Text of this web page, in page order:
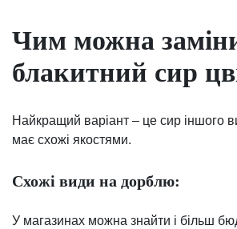
Чим можна
блакитний сир
Найкращий варіант – це сир іншого
має схожі якостями.
Схожі види на дорблю:
У магазинах можна знайти і більш